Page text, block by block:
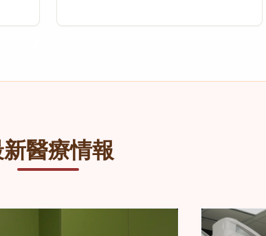
管超音波檢查、血管雷射治療及其他微創介
（Coronary Artery
卵圓孔未閉治療
醫療情報